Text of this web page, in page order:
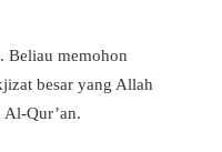
Beliau memohon
besar yang Allah
Qur’an.